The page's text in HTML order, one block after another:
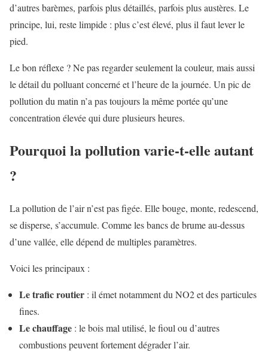
d’autres barèmes, parfois plus détaillés, parfois plus austères. Le
principe, lui, reste limpide : plus c’est élevé, plus il faut lever le
pied.
Le bon réflexe ? Ne pas regarder seulement la couleur, mais aussi
le détail du polluant concerné et l’heure de la journée. Un pic de
pollution du matin n’a pas toujours la même portée qu’une
concentration élevée qui dure plusieurs heures.
Pourquoi la pollution varie-t-elle autant
?
La pollution de l’air n’est pas figée. Elle bouge, monte, redescend,
se disperse, s’accumule. Comme les bancs de brume au-dessus
d’une vallée, elle dépend de multiples paramètres.
Voici les principaux :
Le trafic routier : il émet notamment du NO2 et des particules
fines.
Le chauffage : le bois mal utilisé, le fioul ou d’autres
combustions peuvent fortement dégrader l’air.